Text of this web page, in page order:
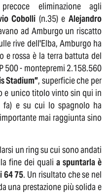
eliminazione agli
Cobolli (n.35) eAlejandro
ad Amburgo un riscatto
rive dell'Elba, Amburgo ha
e rossa è la terra battuta del
500 - montepremi 2.158.560
Stadium”, superficie che per
e unico titolo vinto sin qui in
fa) e su cui lo spagnolo ha
mai raggiunta sino
un ring su cui sono andati
fine dei quali a spuntarla è
64 75. Un risultato che se nel
una prestazione più solida e